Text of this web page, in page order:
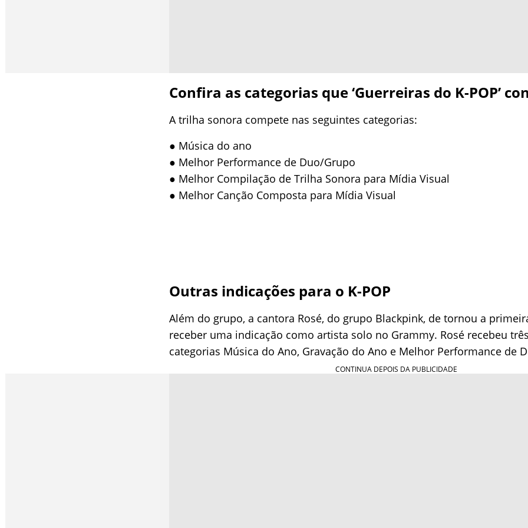
Confira as categorias que ‘Guerreiras do K-POP’
A trilha sonora compete nas seguintes categorias:
● Música do ano
● Melhor Performance de Duo/Grupo
● Melhor Compilação de Trilha Sonora para Mídia Visual
● Melhor Canção Composta para Mídia Visual
Outras indicações para o K-POP
Além do grupo, a cantora Rosé, do grupo Blackpink, de tornou a
receber uma indicação como artista solo no Grammy. Rosé recebeu
categorias Música do Ano, Gravação do Ano e Melhor Performance de